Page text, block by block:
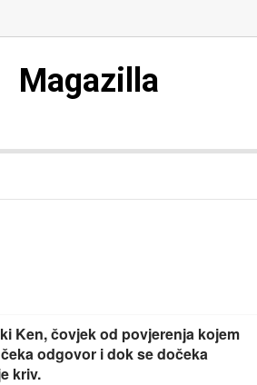
Magazilla
Ken, čovjek od povjerenja kojem
odgovor i dok se dočeka
kriv.